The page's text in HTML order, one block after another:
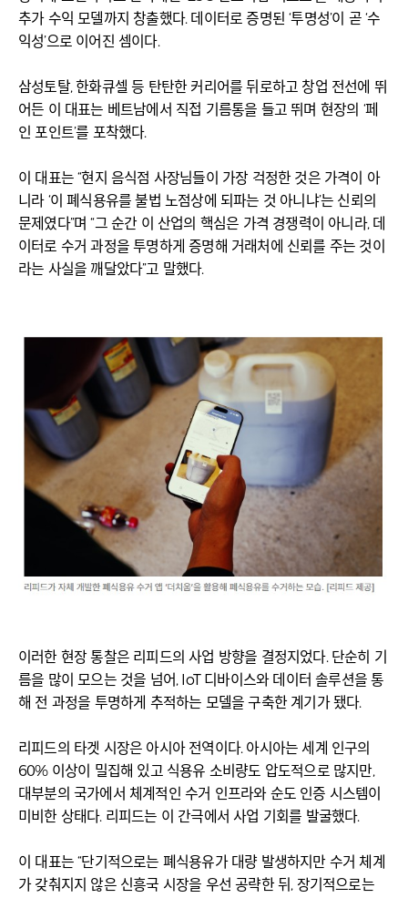
추가 수익 모델까지 창출했다. 데이터로 증명된 ‘투명성’이 곧 ‘수
익성’으로 이어진 셈이다.
삼성토탈, 한화큐셀 등 탄탄한 커리어를 뒤로하고 창업 전선에 뛰
어든 이 대표는 베트남에서 직접 기름통을 들고 뛰며 현장의 ‘페
인 포인트’를 포착했다.
이 대표는 “현지 음식점 사장님들이 가장 걱정한 것은 가격이 아
니라 ‘이 폐식용유를 불법 노점상에 되파는 것 아니냐’는 신뢰의
문제였다”며 “그 순간 이 산업의 핵심은 가격 경쟁력이 아니라, 데
이터로 수거 과정을 투명하게 증명해 거래처에 신뢰를 주는 것이
라는 사실을 깨달았다”고 말했다.
이러한 현장 통찰은 리피드의 사업 방향을 결정지었다. 단순히 기
름을 많이 모으는 것을 넘어, IoT 디바이스와 데이터 솔루션을 통
해 전 과정을 투명하게 추적하는 모델을 구축한 계기가 됐다.
리피드의 타겟 시장은 아시아 전역이다. 아시아는 세계 인구의
60% 이상이 밀집해 있고 식용유 소비량도 압도적으로 많지만,
대부분의 국가에서 체계적인 수거 인프라와 순도 인증 시스템이
미비한 상태다. 리피드는 이 간극에서 사업 기회를 발굴했다.
이 대표는 “단기적으로는 폐식용유가 대량 발생하지만 수거 체계
가 갖춰지지 않은 신흥국 시장을 우선 공략한 뒤, 장기적으로는